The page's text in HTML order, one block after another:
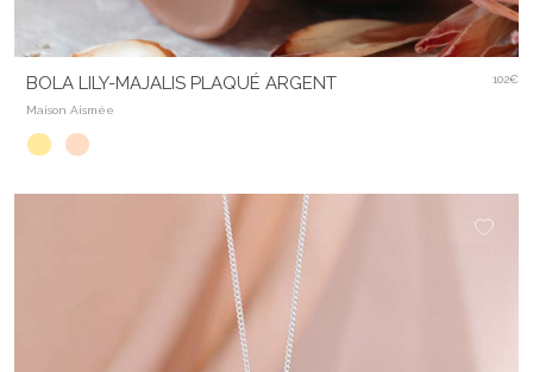
BOLA LILY-MAJALIS PLAQUÉ ARGENT
Maison Aismée
102€